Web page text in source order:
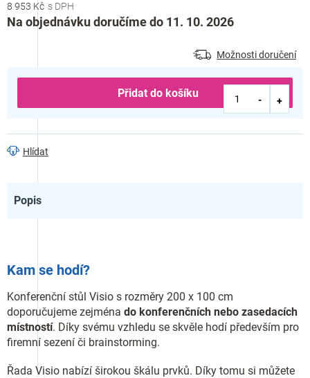
8 953 Kč
Měrná
cena:
Na objednávku doručíme do 11. 10. 2026
Možnosti doručení
Přidat do košíku
Hlídat
Popis
Kam se hodí?
Konferenční stůl Visio s rozměry 200 x 100 cm
doporučujeme zejména do konferenčních nebo zasedacích
místností. Díky svému vzhledu se skvěle hodí především pro
firemní sezení či brainstorming.
Řada Visio nabízí širokou škálu prvků. Díky tomu si můžete